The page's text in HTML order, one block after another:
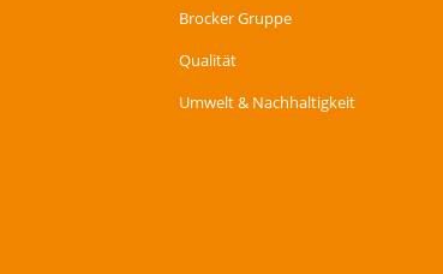
Brocker Gruppe
Qualität
Umwelt & Nachhaltigkeit